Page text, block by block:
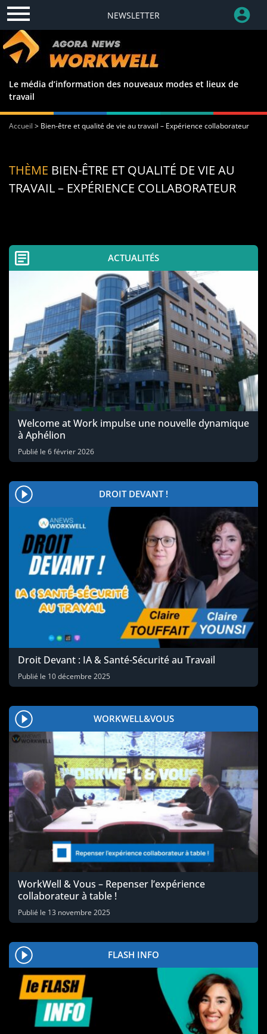
NEWSLETTER
Le média d’information des nouveaux modes et lieux de
travail
Accueil > Bien-être et qualité de vie au travail – Expérience collaborateur
THÈME BIEN-ÊTRE ET QUALITÉ DE VIE AU
TRAVAIL – EXPÉRIENCE COLLABORATEUR
ACTUALITÉS
Welcome at Work impulse une nouvelle dynamique
à Aphélion
Publié le 6 février 2026
DROIT DEVANT !
Droit Devant : IA & Santé-Sécurité au Travail
Publié le 10 décembre 2025
WORKWELL&VOUS
WorkWell & Vous – Repenser l’expérience
collaborateur à table !
Publié le 13 novembre 2025
FLASH INFO